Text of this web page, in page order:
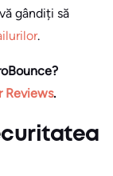
gândiți să
.
Reviews.